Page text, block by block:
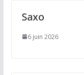
Saxo
6 juin 2026